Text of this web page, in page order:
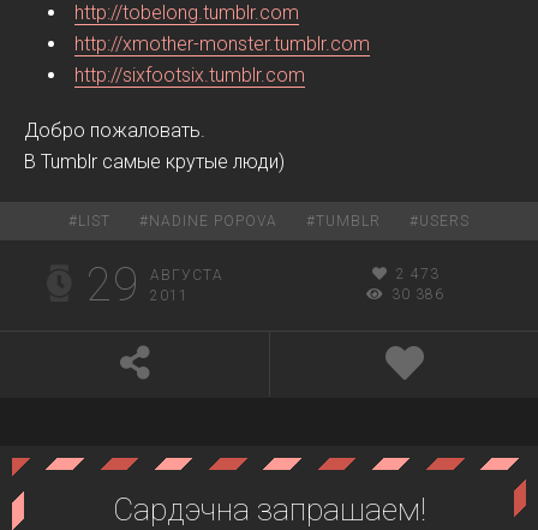
http://tobelong.tumblr.com
http://xmother-monster.tumblr.com
http://sixfootsix.tumblr.com
Добро пожаловать.
В Tumblr самые крутые люди)
# LIST # NADINE POPOVA #TUMBLR #USERS
29
АВГУСТА
2011
2 473
30 386
Сардэчна запрашаем!